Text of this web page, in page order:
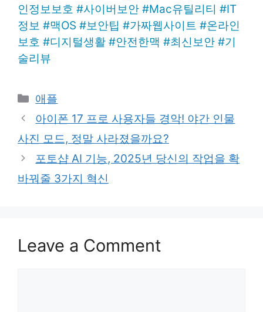
인정보보호 #사이버보안 #Mac유틸리티 #IT
정보 #맥OS #보안팁 #가짜웹사이트 #온라인
보호 #디지털생활 #안전한맥 #최신보안 #기
술리뷰
Categories
애플
아이폰 17 프로 사용자들 경악! 야간 인물
사진 모드, 정말 사라졌을까요?
포토샵 AI 기능, 2025년 당신의 작업을 확
바꿔줄 3가지 혁신
Leave a Comment